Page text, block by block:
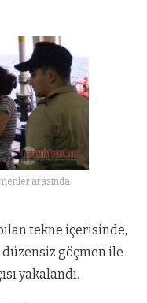
arasında
tekne içerisinde,
göçmen ile
yakalandı.